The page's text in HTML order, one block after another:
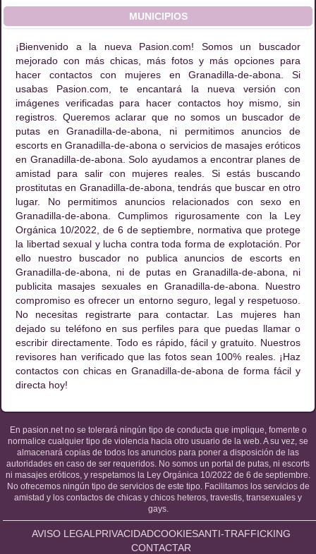
MUNICIPIOS
¡Bienvenido a la nueva Pasion.com! Somos un buscador
mejorado con más chicas, más fotos y más opciones para
hacer contactos con mujeres en Granadilla-de-abona. Si
usabas Pasion.com, te encantará la nueva versión con
imágenes verificadas para hacer contactos hoy mismo, sin
registros. Queremos aclarar que no somos un buscador de
putas en Granadilla-de-abona, ni permitimos anuncios de
escorts en Granadilla-de-abona o servicios de masajes eróticos
en Granadilla-de-abona. Solo ayudamos a encontrar planes de
amistad para salir con mujeres reales. Si estás buscando
prostitutas en Granadilla-de-abona, tendrás que buscar en otro
lugar. No permitimos anuncios relacionados con sexo en
Granadilla-de-abona. Cumplimos rigurosamente con la Ley
Orgánica 10/2022, de 6 de septiembre, normativa que protege
la libertad sexual y lucha contra toda forma de explotación. Por
ello nuestro buscador no publica anuncios de escorts en
Granadilla-de-abona, ni de putas en Granadilla-de-abona, ni
publicita masajes sexuales en Granadilla-de-abona. Nuestro
compromiso es ofrecer un entorno seguro, legal y respetuoso.
No necesitas registrarte para contactar. Las mujeres han
dejado su teléfono en sus perfiles para que puedas llamar o
escribir directamente. Todo es rápido, fácil y gratuito. Nuestros
revisores han verificado que las fotos sean 100% reales. ¡Haz
contactos con chicas en Granadilla-de-abona de forma fácil y
directa hoy!
En pasion.net no se tolerará ningún tipo de conducta que implique, fomente o
normalice cualquier tipo de violencia hacia otro usuario de la web. A su vez, se
almacenará copias de todos los anuncios para poner a disposición de las
autoridades en caso de ser requeridos. No somos un portal de putas, ni escorts
ni masajes eróticos, y respetamos la Ley Orgánica 10/2022 de 6 de septiembre.
No ofrecemos ningún tipo de servicios de este tipo. Facilitamos los servicios de
amistad y los contactos de chicas y chicos heteros, travestis, transexuales y
gays.
AVISO LEGAL PRIVACIDADCOOKIESANTI-TRAFFICKING
CONTACTAR